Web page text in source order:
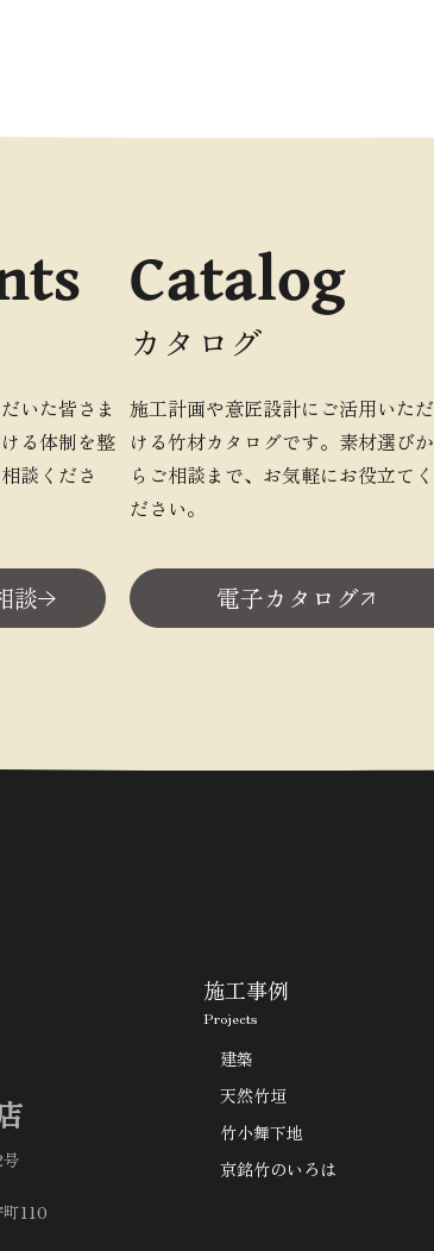
いた皆さま
る体制を整
談くださ
談
Catalog
カタログ
施工計画や意匠設計にご活用いただ
ける竹材カタログです。素材選びか
らご相談まで、お気軽にお役立てく
ださい。
電子カタログ
110
施工事例
Projects
建築
天然竹垣
竹小舞下地
京銘竹のいろは